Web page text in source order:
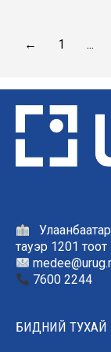
← 1 …
тауэр 1201 тоот
7600 2244
БИДНИЙ ТУХАЙ